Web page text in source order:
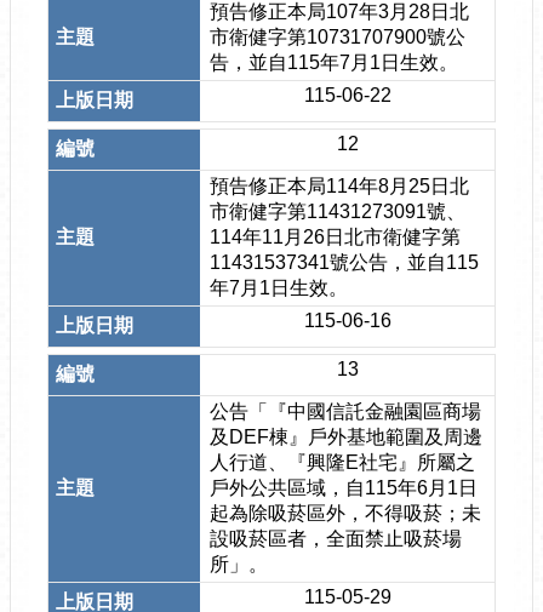
預告修正本局107年3月28日北
市衛健字第10731707900號公
告，並自115年7月1日生效。
115-06-22
12
預告修正本局114年8月25日北
市衛健字第11431273091號、
114年11月26日北市衛健字第
11431537341號公告，並自115
年7月1日生效。
115-06-16
13
公告「『中國信託金融園區商場
及DEF棟』戶外基地範圍及周邊
人行道、『興隆E社宅』所屬之
戶外公共區域，自115年6月1日
起為除吸菸區外，不得吸菸；未
設吸菸區者，全面禁止吸菸場
所」。
115-05-29